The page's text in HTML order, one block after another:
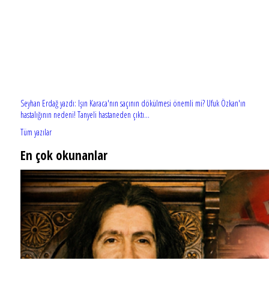
Seyhan Erdağ yazdı: Işın Karaca'nın saçının dökülmesi önemli mi? Ufuk Özkan'ın
hastalığının nedeni! Tanyeli hastaneden çıktı...
Tüm yazılar
En çok okunanlar